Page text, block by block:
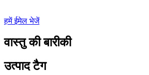
हमें ईमेल भेजें
वास्तु की बारीकी
उत्पाद टैग